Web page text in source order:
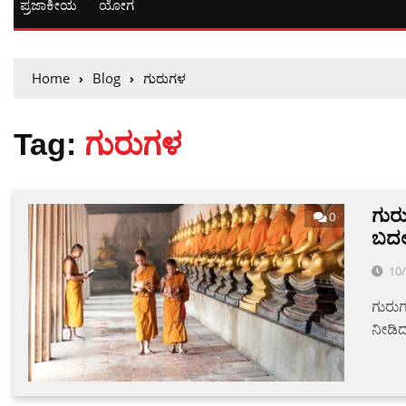
ಪ್ರಜಾಕೀಯ ಯೋಗ
Home Blog ಗುರುಗಳ
Tag: ಗುರುಗಳ
0